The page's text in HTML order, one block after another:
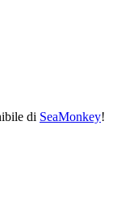
di SeaMonkey!